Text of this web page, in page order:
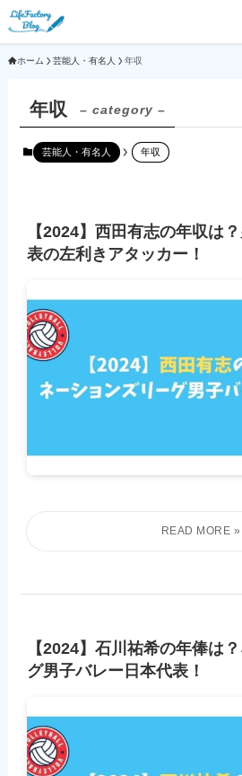
ホーム 芸能人・有名人 年収
年収 – category –
芸能人・有名人 年収
【2024】西田有志の年収は
表の左利きアタッカー！
【2024】石川祐希の年俸は
グ男子バレー日本代表！